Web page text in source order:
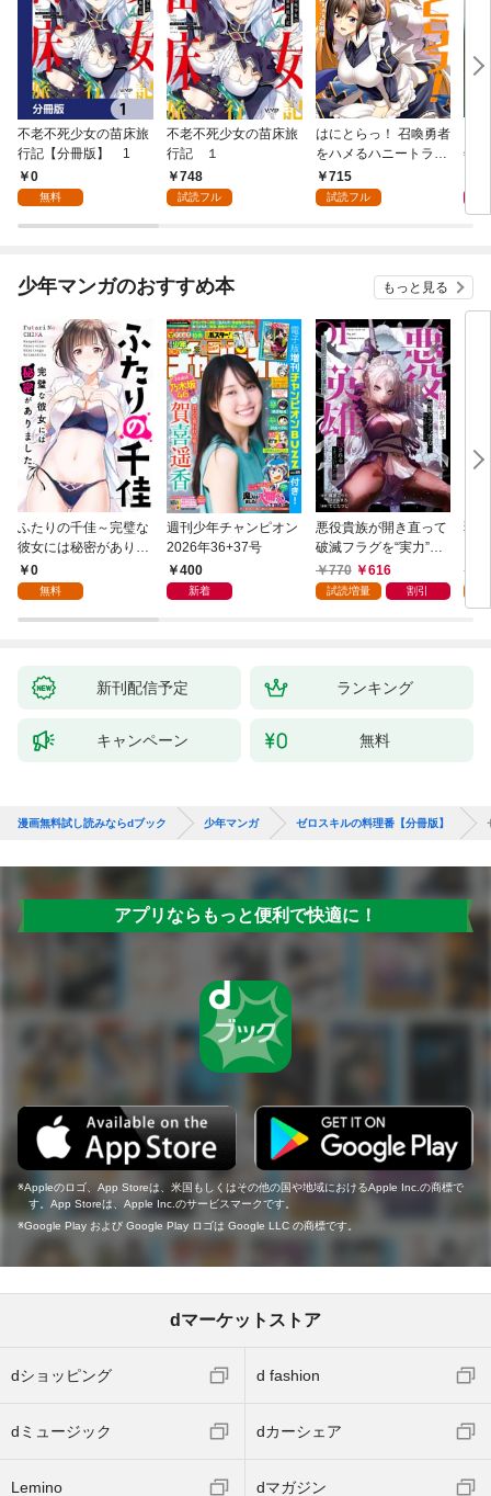
不老不死少女の苗床旅
行記【分冊版】 1
0
無料
不老不死少女の苗床旅
行記 １
748
試読フル
はにとらっ！ 召喚勇者
をハメるハニートラッ
プ包囲網 1
715
試読フル
年9
少年マンガのおすすめ本 もっと見る
ふたりの千佳～完璧な
彼女には秘密がありま
した(1)
0
無料
週刊少年チャンピオン
2026年36+37号
400
新着
悪役貴族が開き直って
破滅フラグを“実力”で
叩き折っていたら、い
つの間にかヒロイン達
770 616
試読増量 割引
弱
新刊配信予定 ランキング
キャンペーン 無料
漫画無料試し読みならdブック 少年マンガ ゼロスキルの料理番【分冊版】
アプリならもっと便利で快適に！
Appleのロゴ、App Storeは、米国もしくはその他の国や地域におけるApple Inc.の商標で
す。App Storeは、Apple Inc.のサービスマークです。
Google Play および Google Play ロゴは Google LLC の商標です。
dマーケットストア
dショッピング d fashion
dミュージック dカーシェア
Lemino dマガジン